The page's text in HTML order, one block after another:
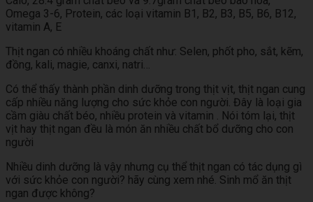
Omega 3-6, Protein, các loại vitamin B1, B2, B3, B5, B6, B12,
vitamin A, E
Thịt ngan có nhiều khoáng chất như: Selen, phốt pho, sắt, kẽm,
đồng, kali, magie, canxi, natri…
Có thể thấy thành phần dinh dưỡng trong thịt vịt, thịt ngan cung
cấp nhiều năng lượng cho sức khỏe con người. Đây là loại gia
cầm giàu chất béo, nhiều protein và vitamin . Nói tóm lại, thịt
vịt hay thịt ngan đều là món ăn nhiều chất bổ dưỡng cho con
người
Nhiều dinh dưỡng là vậy nhưng cụ thể thịt ngan có tác dụng gì
với sức khỏe con người? hãy cùng xem nhé. Sinh mổ ăn thịt
ngan được không?